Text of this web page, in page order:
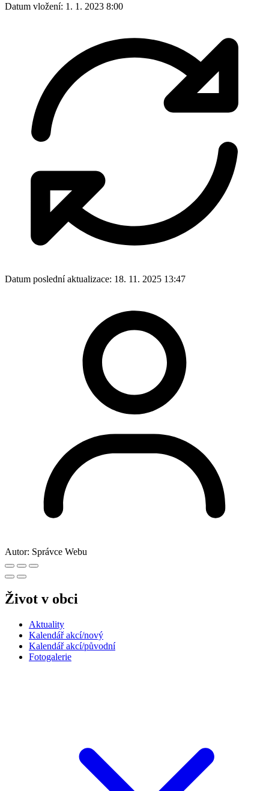
Datum vložení: 1. 1. 2023 8:00
Datum poslední aktualizace: 18. 11. 2025 13:47
Autor: Správce Webu
Život v obci
Aktuality
Kalendář akcí/nový
Kalendář akcí/původní
Fotogalerie